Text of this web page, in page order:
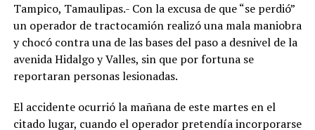
Tampico, Tamaulipas.- Con la excusa de que “se perdió”
un operador de tractocamión realizó una mala maniobra
y chocó contra una de las bases del paso a desnivel de la
avenida Hidalgo y Valles, sin que por fortuna se
reportaran personas lesionadas.
El accidente ocurrió la mañana de este martes en el
citado lugar, cuando el operador pretendía incorporarse